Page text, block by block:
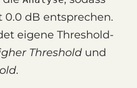
0.0 dB entsprechen.
eigene Threshold-
Threshold und
.